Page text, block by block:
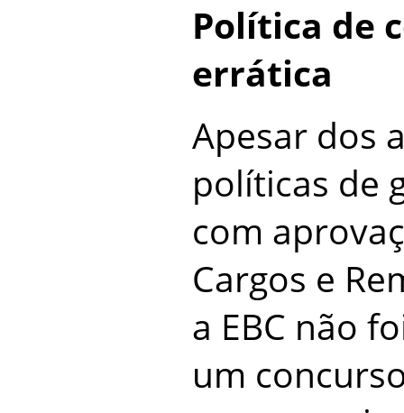
Política de
errática
Apesar dos
políticas de
com
Cargos e
a EBC não
um